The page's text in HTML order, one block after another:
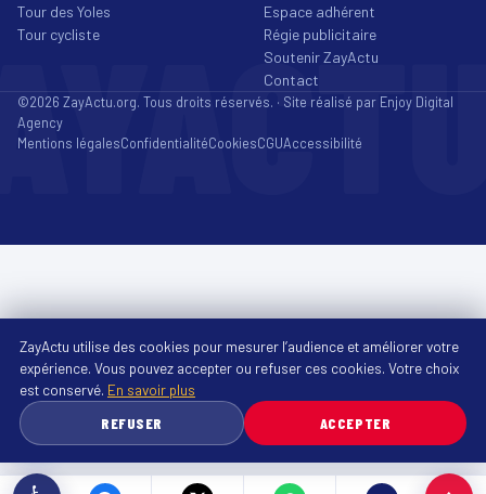
Tour des Yoles
Tour cycliste
Espace adhérent
Régie publicitaire
Soutenir ZayActu
Contact
©2026 ZayActu.org. Tous droits réservés. · Site réalisé par Enjoy Digital
Agency
Mentions légalesConfidentialitéCookiesCGUAccessibilité
ZayActu utilise des cookies pour mesurer l’audience et améliorer votre
expérience. Vous pouvez accepter ou refuser ces cookies. Votre choix
est conservé. En savoir plus
REFUSER
ACCEPTER